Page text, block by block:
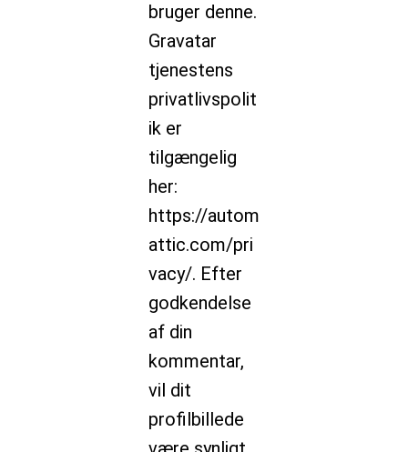
bruger denne.
Gravatar
tjenestens
privatlivspolit
ik er
tilgængelig
her:
https://autom
attic.com/pri
vacy/. Efter
godkendelse
af din
kommentar,
vil dit
profilbillede